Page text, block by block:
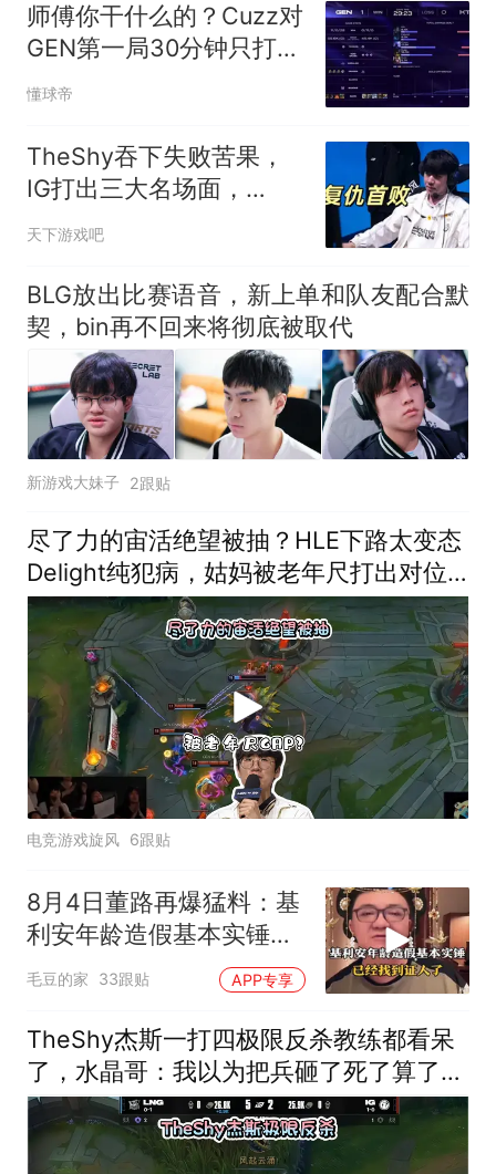
师傅你干什么的？Cuzz对
GEN第一局30分钟只打出
1000伤害
懂球帝
TheShy吞下失败苦果，
IG打出三大名场面，
Rookie生涯之夜遗憾收场
天下游戏吧
BLG放出比赛语音，新上单和队友配合默
契，bin再不回来将彻底被取代
新游戏大妹子 2跟贴
尽了力的宙活绝望被抽？HLE下路太变态
Delight纯犯病，姑妈被老年尺打出对位
差距！
电竞游戏旋风 6跟贴
8月4日董路再爆猛料：基
利安年龄造假基本实锤，
已经找到证人！
毛豆的家 33跟贴 APP专享
TheShy杰斯一打四极限反杀教练都看呆
了，水晶哥：我以为把兵砸了死了算了，
他还要一打四把人杀了！